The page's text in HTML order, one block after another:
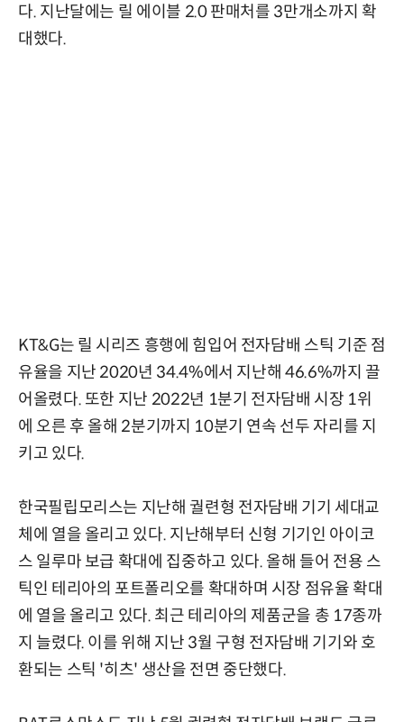
다. 지난달에는 릴 에이블 2.0 판매처를 3만개소까지 확
대했다.
KT&G는 릴 시리즈 흥행에 힘입어 전자담배 스틱 기준 점
유율을 지난 2020년 34.4%에서 지난해 46.6%까지 끌
어올렸다. 또한 지난 2022년 1분기 전자담배 시장 1위
에 오른 후 올해 2분기까지 10분기 연속 선두 자리를 지
키고 있다.
한국필립모리스는 지난해 궐련형 전자담배 기기 세대교
체에 열을 올리고 있다. 지난해부터 신형 기기인 아이코
스 일루마 보급 확대에 집중하고 있다. 올해 들어 전용 스
틱인 테리아의 포트폴리오를 확대하며 시장 점유율 확대
에 열을 올리고 있다. 최근 테리아의 제품군을 총 17종까
지 늘렸다. 이를 위해 지난 3월 구형 전자담배 기기와 호
환되는 스틱 '히츠' 생산을 전면 중단했다.